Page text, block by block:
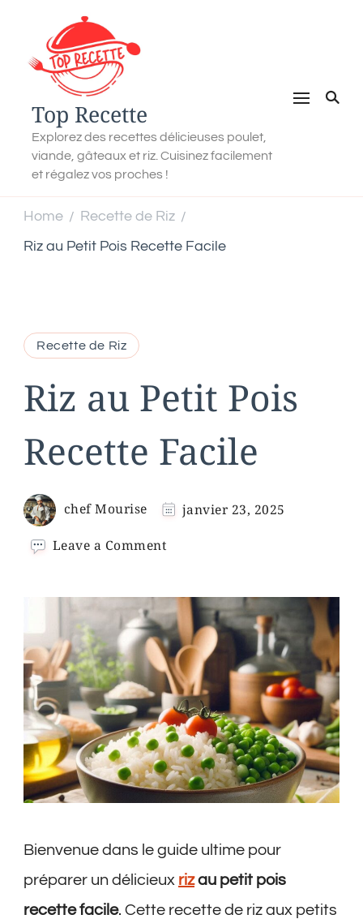
Top Recette
Explorez des recettes délicieuses poulet,
viande, gâteaux et riz. Cuisinez facilement
et régalez vos proches !
Home / Recette de Riz /
Riz au Petit Pois Recette Facile
Recette de Riz
Riz au Petit Pois
Recette Facile
chef Mourise janvier 23, 2025
Leave a Commenton
Petit
Pois
Recette
Facile
Bienvenue dans le guide ultime pour
préparer un délicieux rizau petit pois
recette facile. Cette recette de riz aux petits